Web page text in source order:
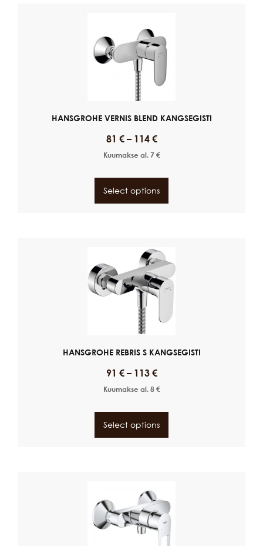
HANSGROHE VERNIS BLEND KANGSEGISTI
81 €– 114 €
Kuumakse al. 7 €
Select options
HANSGROHE REBRIS S KANGSEGISTI
91 €– 113 €
Kuumakse al. 8 €
Select options